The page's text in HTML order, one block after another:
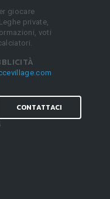
giocare
private,
voti
CONTATTACI